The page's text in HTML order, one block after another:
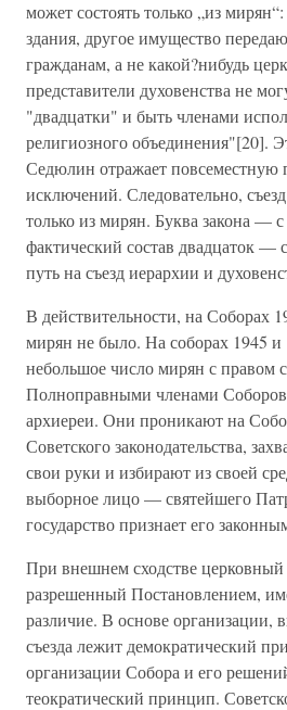
может состоять только „из
здания, другое имущество
гражданам, а не какой?нибудь
представители духовенства не
"двадцатки" и быть членами
религиозного объединения"[20].
Седюлин отражает
исключений. Следовательно,
только из мирян. Буква закона —
фактический состав двадцаток —
путь на съезд иерархии и
В действительности, на Соборах
мирян не было. На соборах 1945 и
небольшое число мирян с правом
Полноправными членами Соборов
архиереи. Они проникают на
Советского законодательства,
свои руки и избирают из своей
выборное лицо — святейшего
государство признает его
При внешнем сходстве церковный
разрешенный Постановлением,
различие. В основе организации,
съезда лежит демократический
организации Собора и его
теократический принцип.